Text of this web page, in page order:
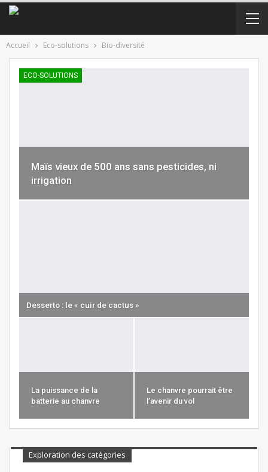
Accueil Eco-solutions Bio-diversité
ECO-SOLUTIONS
Maïs vieux de 500 ans sans pesticides, ni
irrigation
Desserto : le « cuir de cactus »
La puissance de la
batterie au chanvre
Le chanvre pourrait être
l’avenir du vol
Exploration des catégories